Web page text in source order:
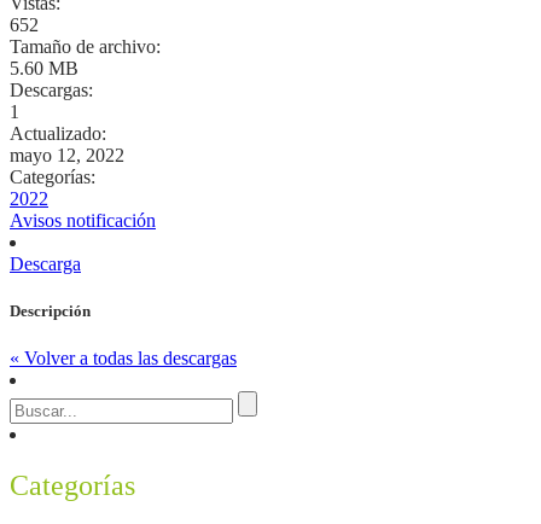
652
Tamaño de archivo:
5.60 MB
Descargas:
1
Actualizado:
mayo 12, 2022
Categorías:
2022
Avisos notificación
Descarga
Descripción
« Volver a todas las descargas
Categorías